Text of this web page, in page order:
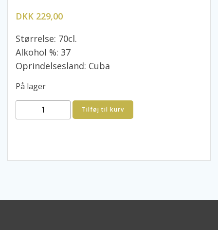
DKK 229,00
Størrelse: 70cl.
Alkohol %: 37
Oprindelsesland: Cuba
På lager
Havana
Club
Tilføj til kurv